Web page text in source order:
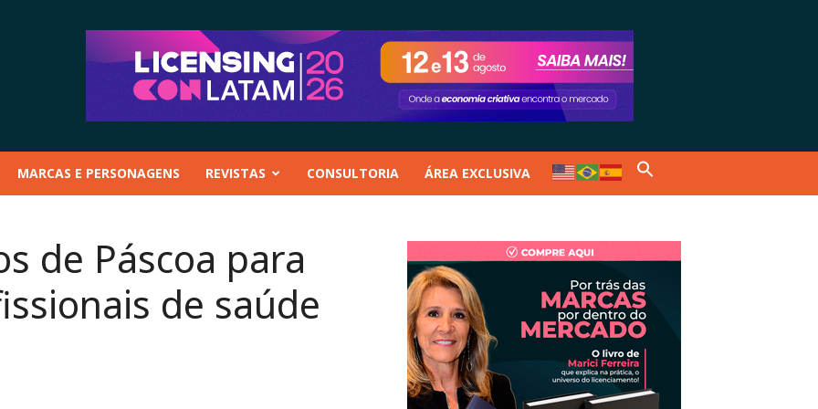
MARCAS E PERSONAGENS REVISTAS CONSULTORIA ÁREA EXCLUSIVA
de Páscoa para
de saúde